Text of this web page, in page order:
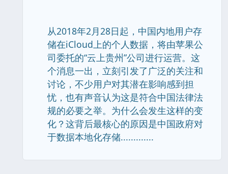
从2018年2月28日起，中国内地用户存
储在iCloud上的个人数据，将由苹果公
司委托的“云上贵州”公司进行运营。这
个消息一出，立刻引发了广泛的关注和
讨论，不少用户对其潜在影响感到担
忧，也有声音认为这是符合中国法律法
规的必要之举。为什么会发生这样的变
化？这背后最核心的原因是中国政府对
于数据本地化存储.............